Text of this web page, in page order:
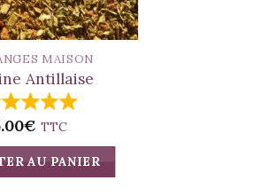
MAISON
Antillaise
€ TTC
AU PANIER